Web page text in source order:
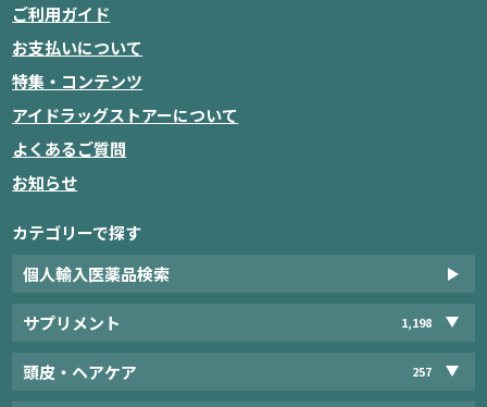
ご利用ガイド
お支払いについて
特集・コンテンツ
アイドラッグストアーについて
よくあるご質問
お知らせ
カテゴリーで探す
個人輸入医薬品検索
サプリメント 1,198
頭皮・ヘアケア 257